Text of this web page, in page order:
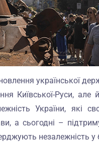
української
Київської-Руси, але
України, які
а сьогодні –
незалежність